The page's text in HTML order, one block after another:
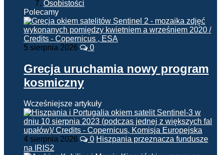
Osobistości
Polecamy
5 sierpnia 2026 0
Grecja uruchamia nowy program
kosmiczny
Wcześniejsze artykuły
4 sierpnia 2026 0 Hiszpania przeznacza fundusze
na IRIS2